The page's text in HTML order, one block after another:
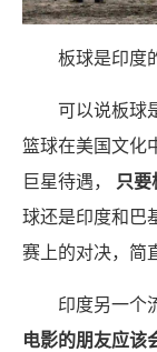
板球是印度
可以说板球
篮球在美国文化
巨星待遇，
只要
球还是印度和巴
赛上的对决，简
印度另一个
电影的朋友应该